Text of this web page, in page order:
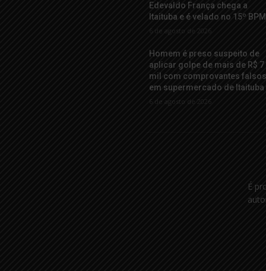
Edevaldo França chega a
Itaituba e é velado no 15º BPM
6 de agosto de 2026
Homem é preso suspeito de
aplicar golpe de mais de R$ 7
mil com comprovantes falsos
em supermercado de Itaituba
6 de agosto de 2026
É